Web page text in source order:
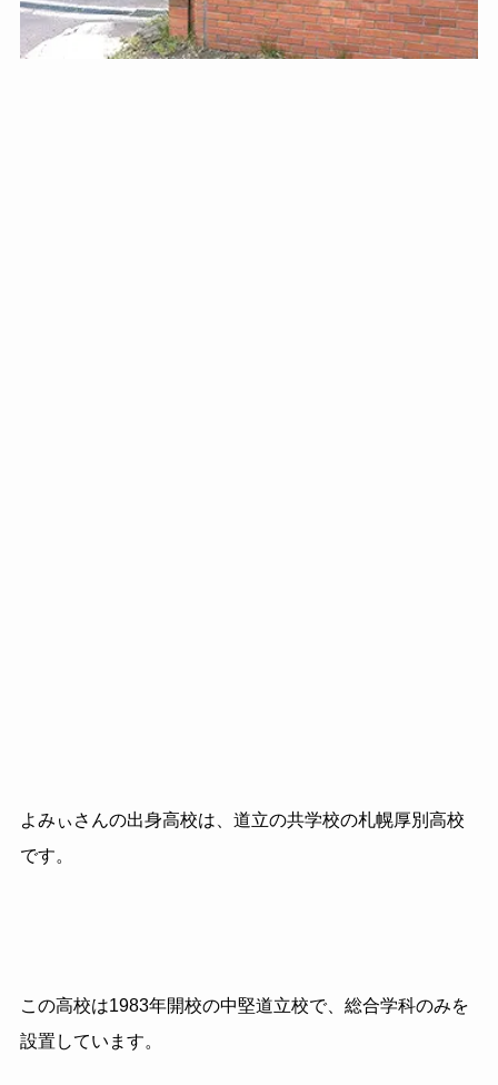
よみぃさんの出身高校は、道立の共学校の札幌厚別高校
です。
この高校は1983年開校の中堅道立校で、総合学科のみを
設置しています。